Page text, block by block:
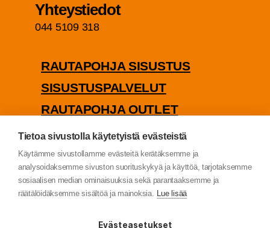
Yhteys­tie­dot
044 5109 318
RAU­TA­POH­JA SISUSTUS
SISUS­TUS­PAL­VE­LUT
RAU­TA­POH­JA OUTLET
PUU­TA­VA­RA­KAUP­PA
TIE­TO­SUO­JA­SE­LOS­TE
© Rau­ta­poh­ja Oy (2022)
Tietoa sivustolla käytetyistä evästeistä
Käytämme sivustollamme evästeitä kerätäksemme ja
analysoidaksemme sivuston suorituskykyä ja käyttöä, tarjotaksemme
sosiaalisen median ominaisuuksia sekä parantaaksemme ja
räätälöidäksemme sisältöä ja mainoksia. Lue lisää
Evästeasetukset